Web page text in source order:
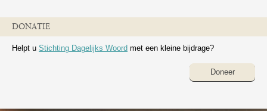
DONATIE
Helpt u Stichting Dagelijks Woord met een kleine bijdrage?
Doneer